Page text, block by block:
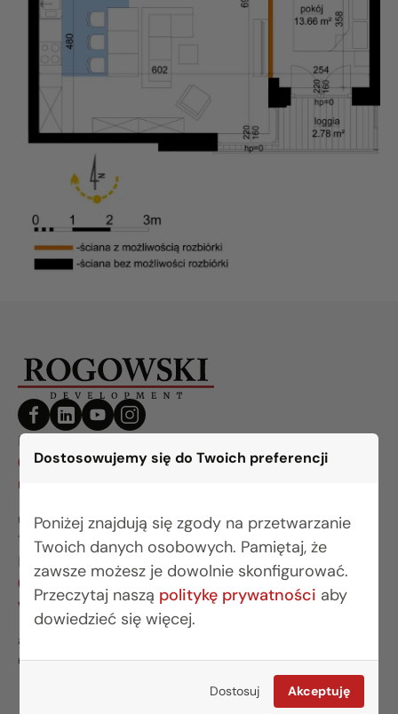
Dostosowujemy się do Twoich preferencji
Poniżej znajdują się zgody na przetwarzanie
Twoich danych osobowych. Pamiętaj, że
zawsze możesz je dowolnie skonfigurować.
Przeczytaj naszą politykę prywatności aby
dowiedzieć się więcej.
Dostosuj Akceptuję
BIURO BIAŁYSTOK
(85) 749 99 09
mieszkania@rogowskidevelopment.pl
ul. Legionowa 28 lok. 202
15-281 Białystok
BIURO WARSZAWA
(22) 642 03 55
warszawa@rogowskidevelopment.pl
al. Wilanowska 67E lok. U5
02-765 Warszawa